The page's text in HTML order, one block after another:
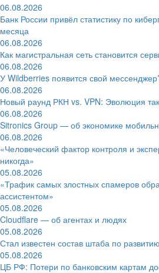
06.08.2026
Банк России привёл статистику по
месяца
06.08.2026
Как магистральная сеть становится
06.08.2026
У Wildberries появится свой
06.08.2026
Новый раунд РКН vs. VPN: Эволюция
06.08.2026
Sitronics Group — об экономике
06.08.2026
«Человеческий фактор контроля и
никогда»
05.08.2026
«Трафик самых злостных спамеров
ассистентом»
05.08.2026
Cloudflare — об агентах и людях
05.08.2026
Стал известен состав штаба по
05.08.2026
ЦБ РФ: Потери по банковским картам